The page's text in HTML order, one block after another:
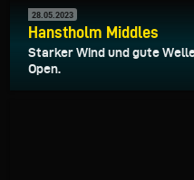
28.05.2023
Hanstholm Middles
Starker Wind und gute
Open.